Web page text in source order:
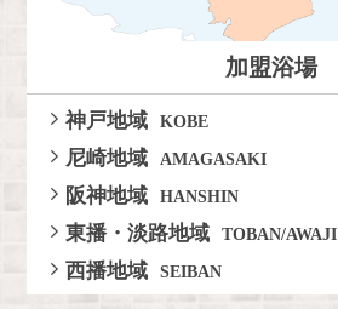
加盟浴場
神戸地域 KOBE
尼崎地域 AMAGASAKI
阪神地域 HANSHIN
東播・淡路地域 TOBAN/AWAJI
西播地域 SEIBAN